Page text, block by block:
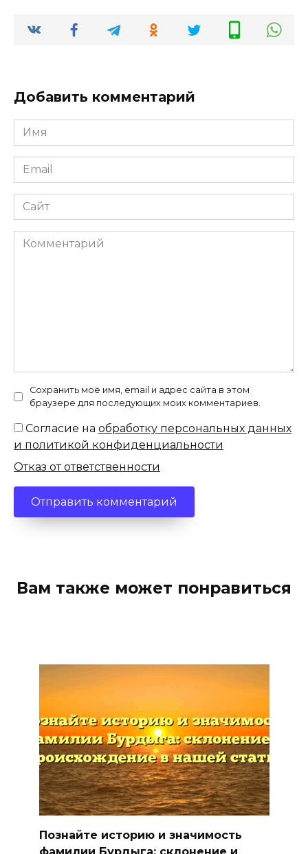
Добавить комментарий
Имя
*
Email
*
Сайт
Комментарий
Сохранить моё имя, email и адрес сайта в этом
браузере для последующих моих комментариев.
Согласие на обработку персональных данных
и политикой конфиденциальности
Отказ от ответственности
Вам также может понравиться
Познайте историю и значимость
фамилии Бурдыга: склонение и